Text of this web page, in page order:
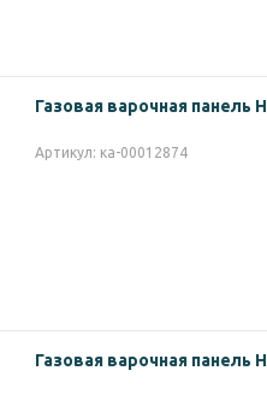
Газовая варочная панель
Артикул: ка-00012874
Газовая варочная панель